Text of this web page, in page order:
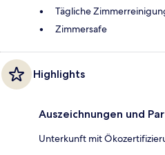
Tägliche
Zimmersafe
Highlights
Auszeichnungen und
Unterkunft mit